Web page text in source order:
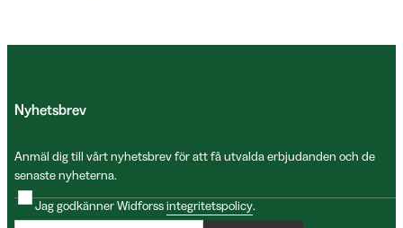
Nyhetsbrev
Anmäl dig till vårt nyhetsbrev för att få utvalda erbjudanden och de
senaste nyheterna.
Jag godkänner Widforssintegritetspolicy.